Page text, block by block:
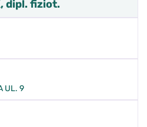
dipl. fiziot.
UL. 9